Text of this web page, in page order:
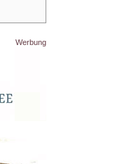
Werbung